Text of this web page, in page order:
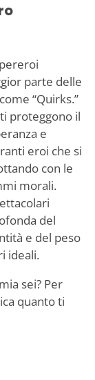
parte delle
“Quirks.”
proteggono il
e
eroi che si
con le
morali.
del
e del peso
ideali.
sei? Per
quanto ti